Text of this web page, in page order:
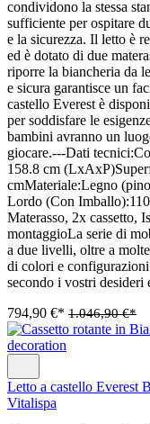
condividono la stessa
sufficiente per ospitare
e la sicurezza. Il letto è
ed è dotato di due
riporre la biancheria da
e sicura garantisce un
castello Everest è
per soddisfare le
bambini avranno un
giocare.---Dati
158.8 cm
cmMateriale:Legno
Lordo (Con
Materasso, 2x cassetto,
montaggioLa serie di
a due livelli, oltre a
di colori e
secondo i vostri desideri
794,90 €* 1.046,90 €*
Letto a castello Everest
Vitalispa